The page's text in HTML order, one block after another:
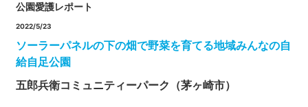
公園愛護レポート
2022/5/23
ソーラーパネルの下の畑で野菜を育てる地域みんなの自
給自足公園
五郎兵衛コミュニティーパーク（茅ヶ崎市）